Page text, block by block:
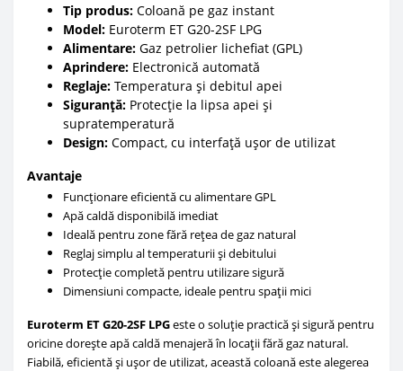
Tip produs: Coloană pe gaz instant
Model: Euroterm ET G20-2SF LPG
Alimentare: Gaz petrolier lichefiat (GPL)
Aprindere: Electronică automată
Reglaje: Temperatura și debitul apei
Siguranță: Protecție la lipsa apei și
supratemperatură
Design: Compact, cu interfață ușor de utilizat
Avantaje
Funcționare eficientă cu alimentare GPL
Apă caldă disponibilă imediat
Ideală pentru zone fără rețea de gaz natural
Reglaj simplu al temperaturii și debitului
Protecție completă pentru utilizare sigură
Dimensiuni compacte, ideale pentru spații mici
Euroterm ET G20-2SF LPGeste o soluție practică și sigură pentru
oricine dorește apă caldă menajeră în locații fără gaz natural.
Fiabilă, eficientă și ușor de utilizat, această coloană este alegerea